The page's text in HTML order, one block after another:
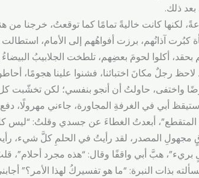
ذلك.
كانت خاليةً تمامًا كما توقعتُ، خرجنا من
كبُرت آذانُهم، برزت أفواهُهم إلى الأمام،
أكلوا لحومَ بعضِهم، تلطخت الجلابيبُ
رجلٌ مكانَ اختبائنا، فشنوا علينا هجومًا،
واختفى، حاولتُ أن أنجو بنفسي؛ لكن
أبي في الغرفةِ المجاورة، جاءني مهرولًا،
أبعدتُ الغطاءَ عن جسدي وقلتُ: “ليس
مجهولِ المصدر، لقد رأيتُ في الحلمِ كلَّ شيء،
هبَّ أبي واقفًا وقال: “هذه مجرد أحلام”،
بذات النبرة: “ما هو تفسيركُ لهذا الأمر؟”